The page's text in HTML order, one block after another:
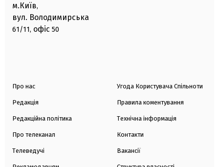
м.Київ,
вул. Володимирська
61/11, офіс 50
Про нас
Редакція
Редакційна політика
Про телеканал
Телеведучі
Угода Користувача Спільноти
Правила коментування
Технічна інформація
Контакти
Вакансії